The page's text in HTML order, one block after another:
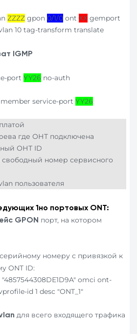
ZZZZ gpon0/1/0 ontХХ gemport
10 tag-transform translate
IGMP
portYY26 no-auth
service-portYY26
где ОНТ подключена
ОНТ ID
номер сервисного
пользователя
1но портовых ONT:
GPON порт, на котором
номеру с привязкой к
ONT ID:
omci ont-
id 1 desc "ONT_1"
для всего входящего трафика